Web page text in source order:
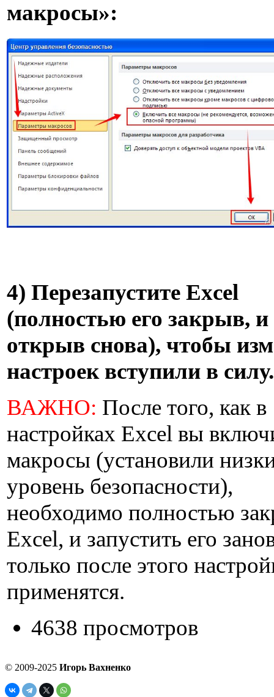
макросы»:
4) Перезапустите Excel
(полностью его закрыв, и
открыв снова), чтобы
настроек вступили в силу.
ВАЖНО: После того, как в
настройках Excel вы
макросы (установили
уровень безопасности),
необходимо полностью
Excel, и запустить его
только после этого
применятся.
4638 просмотров
© 2009-2025 Игорь Вахненко